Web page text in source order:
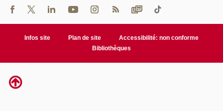
Infos site Plan de site
Accessibilité: non conforme
Bibliothèques